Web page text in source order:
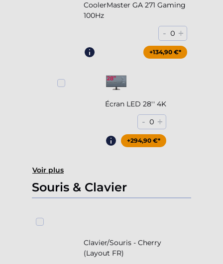
CoolerMaster GA 271 Gaming
100Hz
- 0 +
+204,90 €*
+134,90 €*
Écran LED 28'' 4K
- 0 +
+294,90 €*
Voir plus
Souris & Clavier
Clavier/Souris - Cherry
(Layout FR)